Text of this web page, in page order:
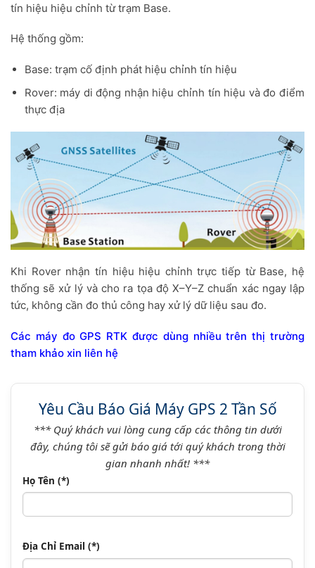
tín hiệu hiệu chỉnh từ trạm Base.
Hệ thống gồm:
Base: trạm cố định phát hiệu chỉnh tín hiệu
Rover: máy di động nhận hiệu chỉnh tín hiệu và đo điểm
thực địa
Khi Rover nhận tín hiệu hiệu chỉnh trực tiếp từ Base, hệ
thống sẽ xử lý và cho ra tọa độ X–Y–Z chuẩn xác ngay lập
tức, không cần đo thủ công hay xử lý dữ liệu sau đo.
Các máy đo GPS RTK được dùng nhiều trên thị trường
tham khảo xin liên hệ
Yêu Cầu Báo Giá Máy GPS 2 Tần Số
*** Quý khách vui lòng cung cấp các thông tin dưới
đây, chúng tôi sẽ gửi báo giá tới quý khách trong thời
gian nhanh nhất! ***
Họ Tên (*)
Địa Chỉ Email (*)